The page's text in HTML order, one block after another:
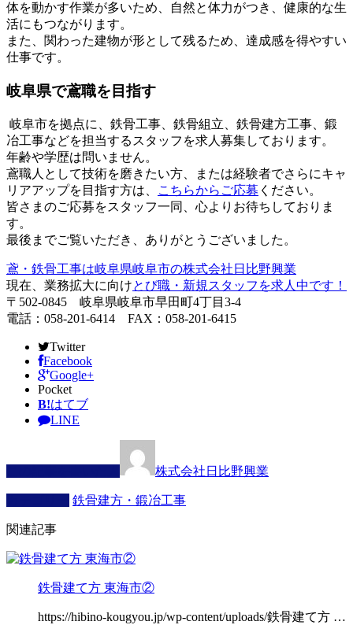
体を動かす作業が多いため、自然と体力がつき、健康的な生
活にもつながります。
また、関わった建物が形として残るため、達成感を得やすい
仕事です。
岐阜県で鳶職を目指す
岐阜市を拠点に、鉄骨工事、鉄骨組立、鉄骨建方工事、鍛
冶工事などを担当するスタッフを求人募集しております。
年齢や学歴は問いません。
鳶職人として技術を磨きたい方、または経験者でさらにキャ
リアアップを目指す方は、
こちらからご応募 ください。
皆さまのご応募をスタッフ一同、心よりお待ちしておりま
す。
最後までご覧いただき、ありがとうございました。
鳶・鉄骨工事は岐阜県岐阜市の株式会社日比野興業
現在、業務拡大に向けとび職・新規スタッフを求人中です！
〒502-0845 岐阜県岐阜市早田町4丁目3-4
電話：058-201-6414 FAX：058-201-6415
Twitter
Facebook
Google+
Pocket
B!はてブ
LINE
株式会社日比野興業
鉄骨建方・鍛冶工事
関連記事
鉄骨建て方 東海市②
https://hibino-kougyou.jp/wp-content/uploads/鉄骨建て方 …